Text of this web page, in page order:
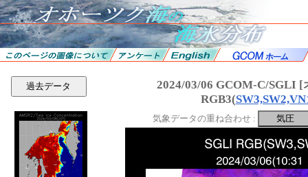
過去データ
2024/03/06 GCOM-C/SGLI [
RGB3(
気象データの重ね合わせ :